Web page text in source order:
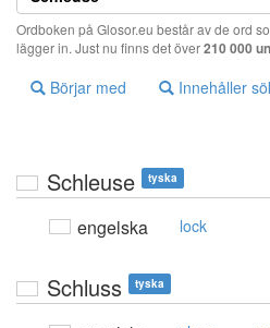
Ordboken på Glosor.eu består av de ord
lägger in. Just nu finns det över210 000
Börjar med Innehåller
Schleuse tyska
engelska lock
Schluss tyska